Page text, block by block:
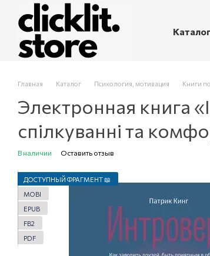
Перейти к основному контенту
Каталог
Главная Каталог Психология, мотивация Книги
Электронная книга
спілкуванні та
В наличии Оставить отзыв
ДОСТУПНЫЙ ФРАГМЕНТ 📖
MOBI
EPUB
FB2
PDF